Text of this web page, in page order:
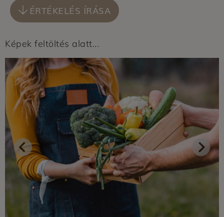
ÉRTÉKELÉS ÍRÁSA
Képek feltöltés alatt...